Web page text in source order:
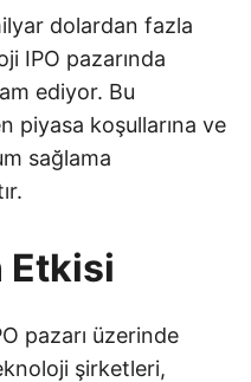
dolardan fazla
IPO pazarında
ediyor. Bu
piyasa koşullarına ve
sağlama
Etkisi
pazarı üzerinde
şirketleri,